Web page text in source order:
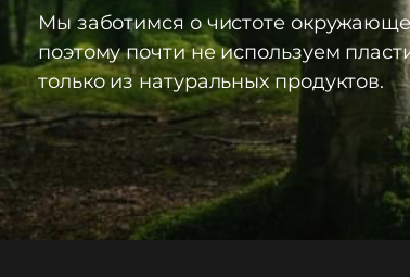
Мы заботимся о чистоте
поэтому почти не используем
только из натуральных продуктов.